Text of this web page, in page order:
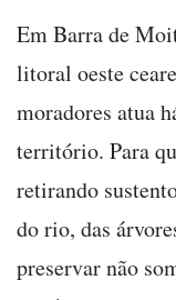
Em Barra de
litoral oeste
moradores atua
território. Para
retirando
do rio, das
preservar não